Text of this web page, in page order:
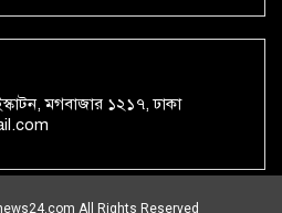
মগবাজার ১২১৭, ঢাকা
All Rights Reserved